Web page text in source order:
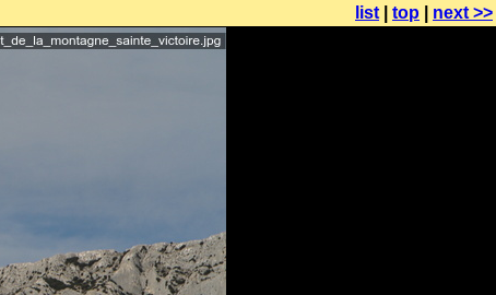
list top next >>